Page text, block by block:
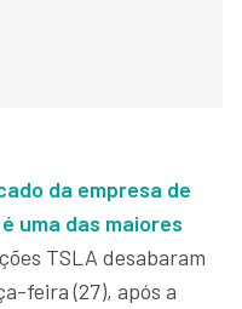
da empresa de
uma das maiores
TSLA desabaram
feira (27), após a